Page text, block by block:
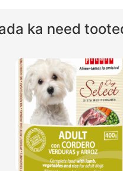
ka need